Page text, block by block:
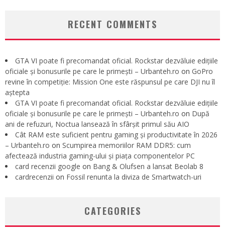
RECENT COMMENTS
GTA VI poate fi precomandat oficial. Rockstar dezvăluie edițiile
oficiale și bonusurile pe care le primești – Urbanteh.ro on GoPro
revine în competiție: Mission One este răspunsul pe care DJI nu îl
aștepta
GTA VI poate fi precomandat oficial. Rockstar dezvăluie edițiile
oficiale și bonusurile pe care le primești – Urbanteh.ro on După
ani de refuzuri, Noctua lansează în sfârșit primul său AIO
Cât RAM este suficient pentru gaming și productivitate în 2026
– Urbanteh.ro on Scumpirea memoriilor RAM DDR5: cum
afectează industria gaming-ului și piața componentelor PC
card recenzii google on Bang & Olufsen a lansat Beolab 8
cardrecenzii on Fossil renunta la diviza de Smartwatch-uri
CATEGORIES